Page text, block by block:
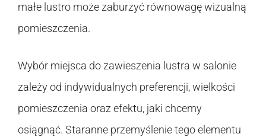
małe lustro może zaburzyć równowagę wizualną
pomieszczenia.
Wybór miejsca do zawieszenia lustra w salonie
zależy od indywidualnych preferencji, wielkości
pomieszczenia oraz efektu, jaki chcemy
osiągnąć. Staranne przemyślenie tego elementu